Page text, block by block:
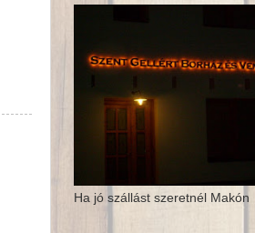
Ha jó szállást szeretnél Makón